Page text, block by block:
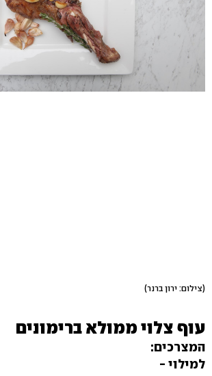
(צילום: ירון ברנר)
עוף צלוי ממולא ברימונים
המצרכים:
למילוי -